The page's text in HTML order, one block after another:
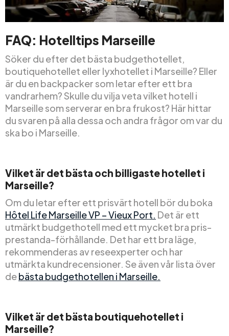
FAQ: Hotelltips Marseille
Söker du efter det bästa budgethotellet,
boutiquehotellet eller lyxhotellet i Marseille? Eller
är du en backpacker som letar efter ett bra
vandrarhem? Skulle du vilja veta vilket hotell i
Marseille som serverar en bra frukost? Här hittar
du svaren på alla dessa och andra frågor om var du
ska bo i Marseille.
Vilket är det bästa och billigaste hotellet i
Marseille?
Om du letar efter ett prisvärt hotell bör du boka
Hôtel Life Marseille VP – Vieux Port. Det är ett
utmärkt budgethotell med ett mycket bra pris-
prestanda-förhållande. Det har ett bra läge,
rekommenderas av reseexperter och har
utmärkta kundrecensioner. Se även vår lista över
debästa budgethotellen i Marseille.
Vilket är det bästa boutiquehotellet i
Marseille?